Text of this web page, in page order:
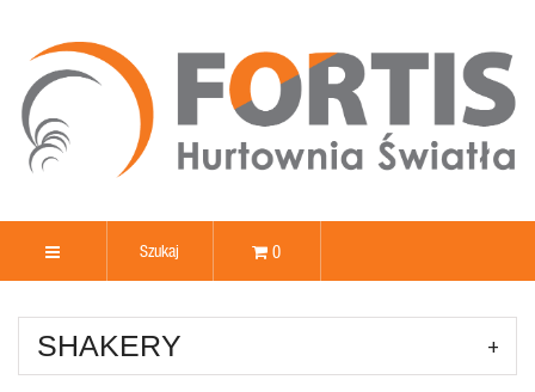
0
SHAKERY